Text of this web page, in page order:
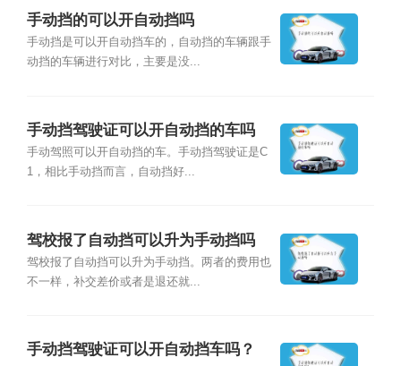
手动挡的可以开自动挡吗
手动挡是可以开自动挡车的，自动挡的车辆跟手
动挡的车辆进行对比，主要是没...
手动挡驾驶证可以开自动挡的车吗
手动驾照可以开自动挡的车。手动挡驾驶证是C
1，相比手动挡而言，自动挡好...
驾校报了自动挡可以升为手动挡吗
驾校报了自动挡可以升为手动挡。两者的费用也
不一样，补交差价或者是退还就...
手动挡驾驶证可以开自动挡车吗？